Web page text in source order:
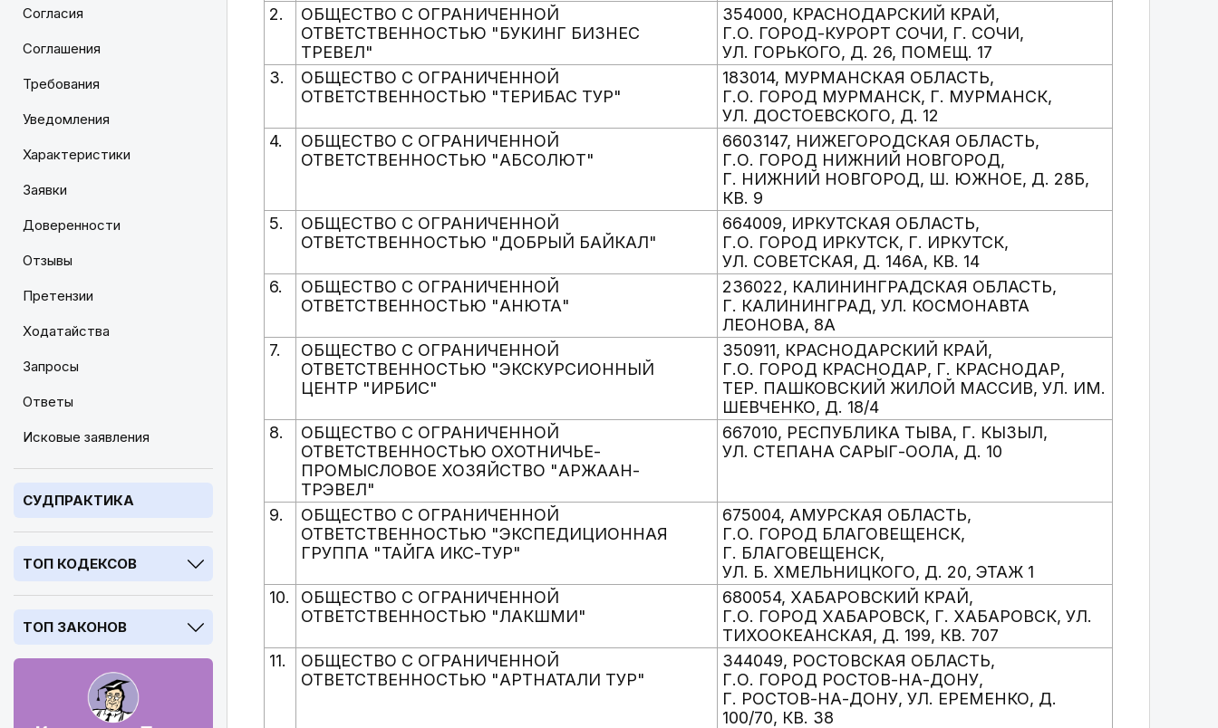
Согласия
Соглашения
Требования
Уведомления
Характеристики
Заявки
Доверенности
Отзывы
Претензии
Ходатайства
Запросы
Ответы
Исковые заявления
СУДПРАКТИКА
ТОП КОДЕКСОВ
ТОП ЗАКОНОВ
2.
ОБЩЕСТВО С ОГРАНИЧЕННОЙ
ОТВЕТСТВЕННОСТЬЮ "БУКИНГ БИЗНЕС
ТРЕВЕЛ"
354000, КРАСНОДАРСКИЙ КРАЙ,
Г.О. ГОРОД-КУРОРТ СОЧИ, Г. СОЧИ,
УЛ. ГОРЬКОГО, Д. 26, ПОМЕЩ. 17
3.
ОБЩЕСТВО С ОГРАНИЧЕННОЙ
ОТВЕТСТВЕННОСТЬЮ "ТЕРИБАС ТУР"
183014, МУРМАНСКАЯ ОБЛАСТЬ,
Г.О. ГОРОД МУРМАНСК, Г. МУРМАНСК,
УЛ. ДОСТОЕВСКОГО, Д. 12
4.
ОБЩЕСТВО С ОГРАНИЧЕННОЙ
ОТВЕТСТВЕННОСТЬЮ "АБСОЛЮТ"
6603147, НИЖЕГОРОДСКАЯ ОБЛАСТЬ,
Г.О. ГОРОД НИЖНИЙ НОВГОРОД,
Г. НИЖНИЙ НОВГОРОД, Ш. ЮЖНОЕ, Д. 28Б,
КВ. 9
5.
ОБЩЕСТВО С ОГРАНИЧЕННОЙ
ОТВЕТСТВЕННОСТЬЮ "ДОБРЫЙ БАЙКАЛ"
664009, ИРКУТСКАЯ ОБЛАСТЬ,
Г.О. ГОРОД ИРКУТСК, Г. ИРКУТСК,
УЛ. СОВЕТСКАЯ, Д. 146А, КВ. 14
6.
ОБЩЕСТВО С ОГРАНИЧЕННОЙ
ОТВЕТСТВЕННОСТЬЮ "АНЮТА"
236022, КАЛИНИНГРАДСКАЯ ОБЛАСТЬ,
Г. КАЛИНИНГРАД, УЛ. КОСМОНАВТА
ЛЕОНОВА, 8А
7.
ОБЩЕСТВО С ОГРАНИЧЕННОЙ
ОТВЕТСТВЕННОСТЬЮ "ЭКСКУРСИОННЫЙ
ЦЕНТР "ИРБИС"
350911, КРАСНОДАРСКИЙ КРАЙ,
Г.О. ГОРОД КРАСНОДАР, Г. КРАСНОДАР,
ТЕР. ПАШКОВСКИЙ ЖИЛОЙ МАССИВ, УЛ. ИМ.
ШЕВЧЕНКО, Д. 18/4
8.
ОБЩЕСТВО С ОГРАНИЧЕННОЙ
ОТВЕТСТВЕННОСТЬЮ ОХОТНИЧЬЕ-
ПРОМЫСЛОВОЕ ХОЗЯЙСТВО "АРЖААН-
ТРЭВЕЛ"
667010, РЕСПУБЛИКА ТЫВА, Г. КЫЗЫЛ,
УЛ. СТЕПАНА САРЫГ-ООЛА, Д. 10
9.
ОБЩЕСТВО С ОГРАНИЧЕННОЙ
ОТВЕТСТВЕННОСТЬЮ "ЭКСПЕДИЦИОННАЯ
ГРУППА "ТАЙГА ИКС-ТУР"
675004, АМУРСКАЯ ОБЛАСТЬ,
Г.О. ГОРОД БЛАГОВЕЩЕНСК,
Г. БЛАГОВЕЩЕНСК,
УЛ. Б. ХМЕЛЬНИЦКОГО, Д. 20, ЭТАЖ 1
10.
ОБЩЕСТВО С ОГРАНИЧЕННОЙ
ОТВЕТСТВЕННОСТЬЮ "ЛАКШМИ"
680054, ХАБАРОВСКИЙ КРАЙ,
Г.О. ГОРОД ХАБАРОВСК, Г. ХАБАРОВСК, УЛ.
ТИХООКЕАНСКАЯ, Д. 199, КВ. 707
11.
ОБЩЕСТВО С ОГРАНИЧЕННОЙ
ОТВЕТСТВЕННОСТЬЮ "АРТНАТАЛИ ТУР"
344049, РОСТОВСКАЯ ОБЛАСТЬ,
Г.О. ГОРОД РОСТОВ-НА-ДОНУ,
Г. РОСТОВ-НА-ДОНУ, УЛ. ЕРЕМЕНКО, Д.
100/70, КВ. 38